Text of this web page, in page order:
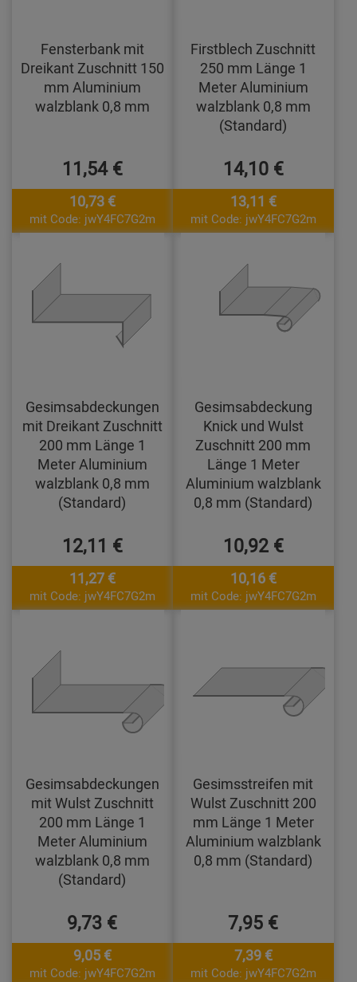
Fensterbank mit
Dreikant Zuschnitt 150
mm Aluminium
walzblank 0,8 mm
11,54 €
10,73 €
mit Code: jwY4FC7G2m
Firstblech Zuschnitt
250 mm Länge 1
Meter Aluminium
walzblank 0,8 mm
(Standard)
14,10 €
13,11 €
mit Code: jwY4FC7G2m
Gesimsabdeckungen
mit Dreikant Zuschnitt
200 mm Länge 1
Meter Aluminium
walzblank 0,8 mm
(Standard)
12,11 €
11,27 €
mit Code: jwY4FC7G2m
Gesimsabdeckung
Knick und Wulst
Zuschnitt 200 mm
Länge 1 Meter
Aluminium walzblank
0,8 mm (Standard)
10,92 €
10,16 €
mit Code: jwY4FC7G2m
Gesimsabdeckungen
mit Wulst Zuschnitt
200 mm Länge 1
Meter Aluminium
walzblank 0,8 mm
(Standard)
9,73 €
9,05 €
mit Code: jwY4FC7G2m
Gesimsstreifen mit
Wulst Zuschnitt 200
mm Länge 1 Meter
Aluminium walzblank
0,8 mm (Standard)
7,95 €
7,39 €
mit Code: jwY4FC7G2m